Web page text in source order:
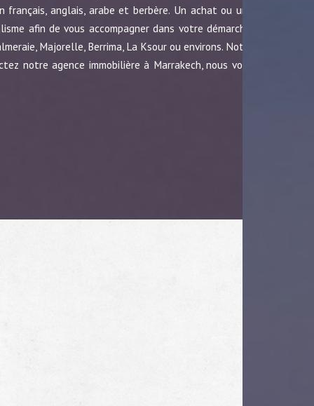
anglais, arabe et berbère. Un achat ou une
afin de vous accompagner dans votre démarche.
Majorelle, Berrima, La Ksour ou environs. Notre
notre agence immobilière à Marrakech, nous vous